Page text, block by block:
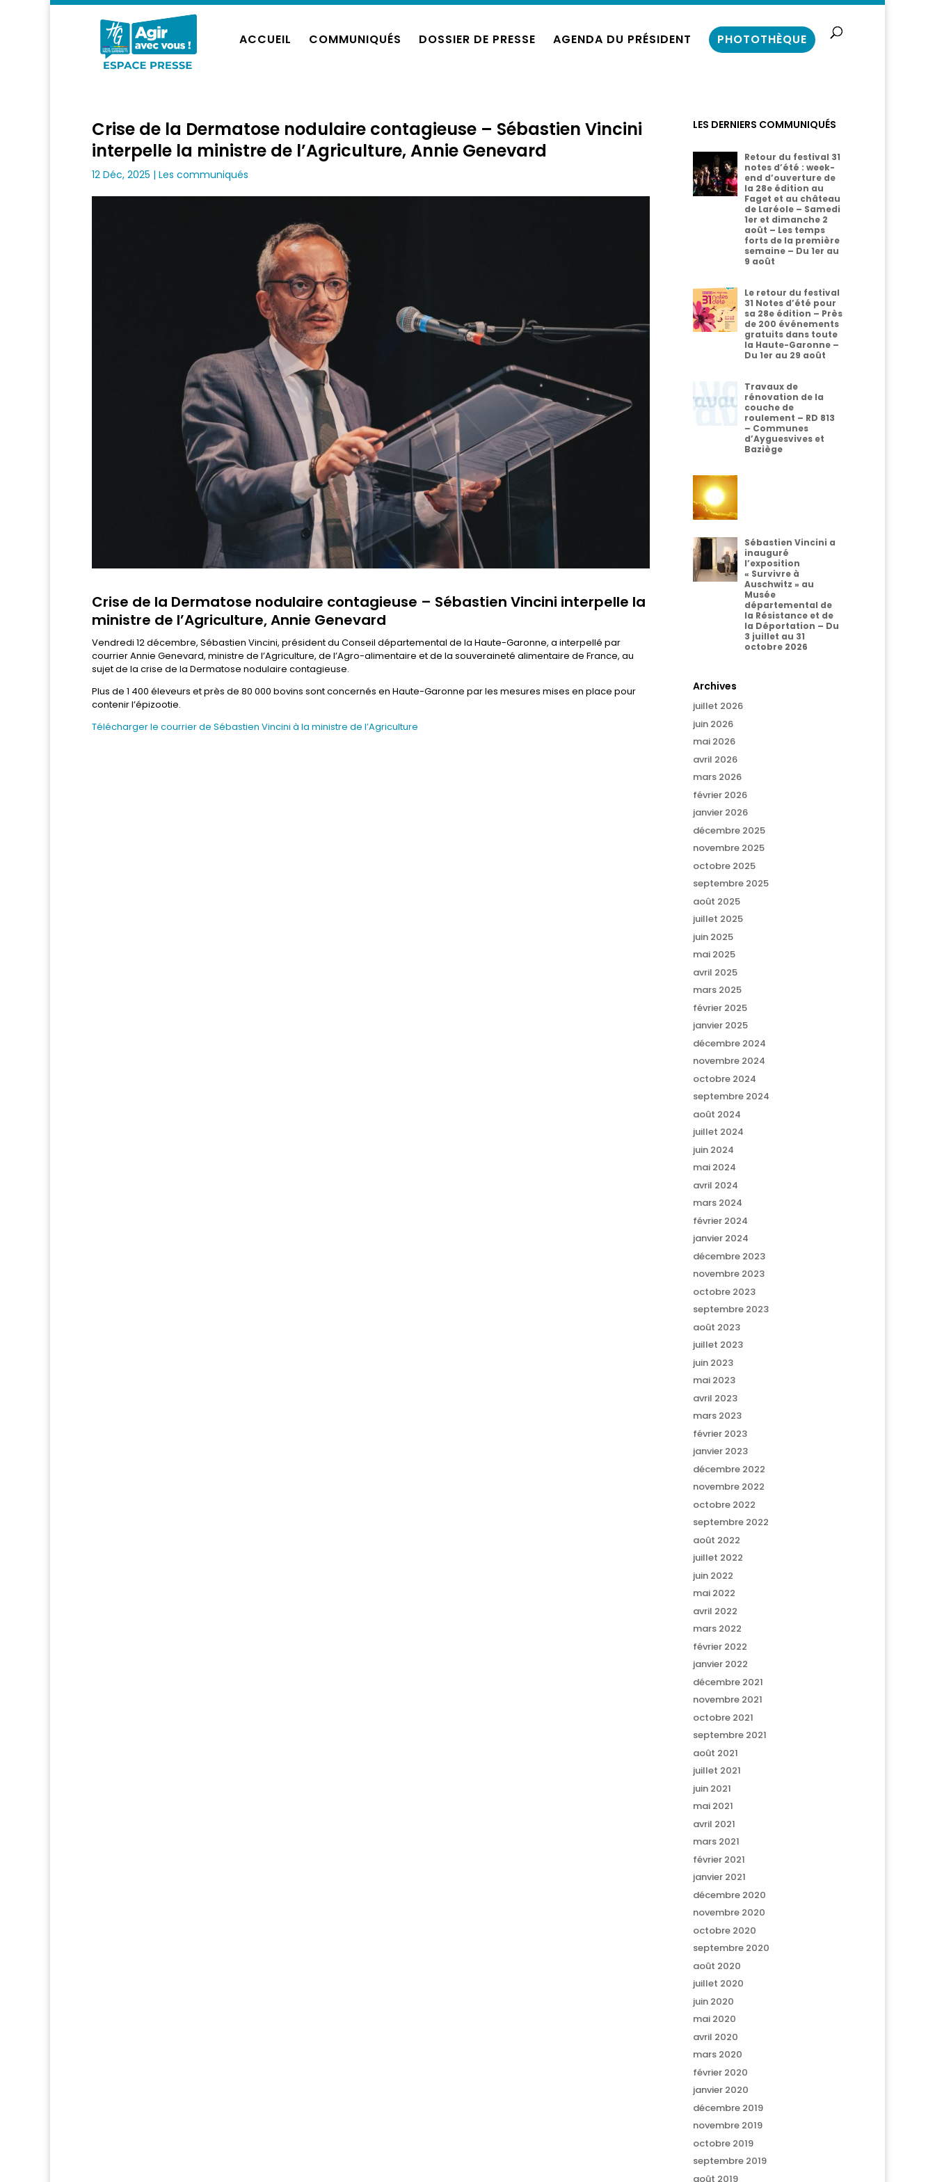
ACCUEIL COMMUNIQUÉS DOSSIER DE PRESSE AGENDA DU PRÉSIDENT PHOTOTHÈQUE
Crise de la Dermatose nodulaire contagieuse – Sébastien Vincini
interpelle la ministre de l’Agriculture, Annie Genevard
12 Déc, 2025 | Les communiqués
Crise de la Dermatose nodulaire contagieuse – Sébastien Vincini interpelle la
ministre de l’Agriculture, Annie Genevard
Vendredi 12 décembre, Sébastien Vincini, président du Conseil départemental de la Haute-Garonne, a interpellé par
courrier Annie Genevard, ministre de l’Agriculture, de l’Agro-alimentaire et de la souveraineté alimentaire de France, au
sujet de la crise de la Dermatose nodulaire contagieuse.
Plus de 1 400 éleveurs et près de 80 000 bovins sont concernés en Haute-Garonne par les mesures mises en place pour
contenir l’épizootie.
Télécharger le courrier de Sébastien Vincini à la ministre de l’Agriculture
LES DERNIERS COMMUNIQUÉS
Retour du festival 31
notes d’été : week-
end d’ouverture de
la 28e édition au
Faget et au château
de Laréole – Samedi
1er et dimanche 2
août – Les temps
forts de la première
semaine – Du 1er au
9 août
Le retour du festival
31 Notes d’été pour
sa 28e édition – Près
de 200 événements
gratuits dans toute
la Haute-Garonne –
Du 1er au 29 août
Travaux de
rénovation de la
couche de
roulement – RD 813
– Communes
d’Ayguesvives et
Baziège
Sébastien Vincini a
inauguré
l’exposition
« Survivre à
Auschwitz » au
Musée
départemental de
la Résistance et de
la Déportation – Du
3 juillet au 31
octobre 2026
Archives
juillet 2026
juin 2026
mai 2026
avril 2026
mars 2026
février 2026
janvier 2026
décembre 2025
novembre 2025
octobre 2025
septembre 2025
août 2025
juillet 2025
juin 2025
mai 2025
avril 2025
mars 2025
février 2025
janvier 2025
décembre 2024
novembre 2024
octobre 2024
septembre 2024
août 2024
juillet 2024
juin 2024
mai 2024
avril 2024
mars 2024
février 2024
janvier 2024
décembre 2023
novembre 2023
octobre 2023
septembre 2023
août 2023
juillet 2023
juin 2023
mai 2023
avril 2023
mars 2023
février 2023
janvier 2023
décembre 2022
novembre 2022
octobre 2022
septembre 2022
août 2022
juillet 2022
juin 2022
mai 2022
avril 2022
mars 2022
février 2022
janvier 2022
décembre 2021
novembre 2021
octobre 2021
septembre 2021
août 2021
juillet 2021
juin 2021
mai 2021
avril 2021
mars 2021
février 2021
janvier 2021
décembre 2020
novembre 2020
octobre 2020
septembre 2020
août 2020
juillet 2020
juin 2020
mai 2020
avril 2020
mars 2020
février 2020
janvier 2020
décembre 2019
novembre 2019
octobre 2019
septembre 2019
août 2019